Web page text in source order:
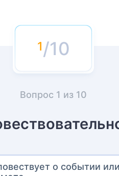
/10
Вопрос 1 из 10
о событии или